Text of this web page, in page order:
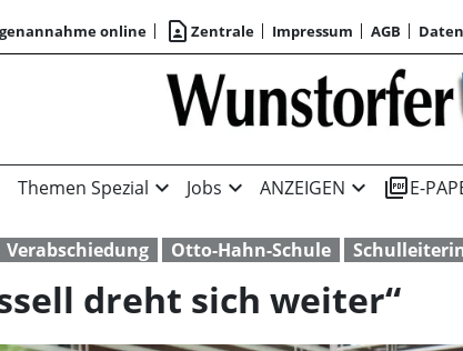
online contact_page Zentrale Impressum AGB
Themen Spezial expand_more Jobs expand_more ANZEIGEN expand_more picture_as_pdfE-
Verabschiedung Otto-Hahn-Schule
dreht sich weiter“